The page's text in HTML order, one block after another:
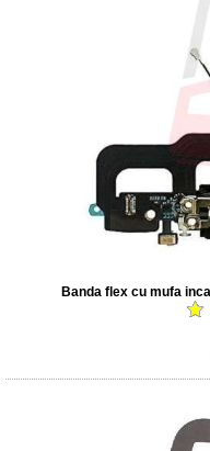
Banda flex cu mufa